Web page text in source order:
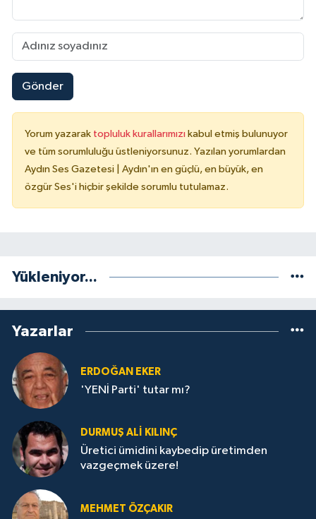
Gönder
Yorum yazarak topluluk kurallarımızı kabul etmiş bulunuyor
ve tüm sorumluluğu üstleniyorsunuz. Yazılan yorumlardan
Aydın Ses Gazetesi | Aydın'ın en güçlü, en büyük, en
özgür Ses'i hiçbir şekilde sorumlu tutulamaz.
Yükleniyor...
Yazarlar
ERDOĞAN EKER
'YENİ Parti' tutar mı?
DURMUŞ ALI KILINÇ
Üretici ümidini kaybedip üretimden
vazgeçmek üzere!
MEHMET ÖZÇAKIR